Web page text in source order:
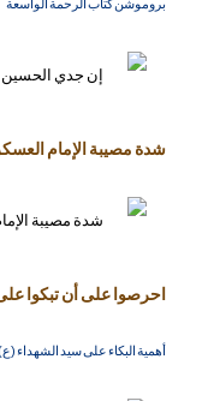
بروموشن كتاب الرحمة الواسعة
شدة مصيبة الإمام
احرصوا على أن تبكوا
أهمية البكاء على سيد الشهداء